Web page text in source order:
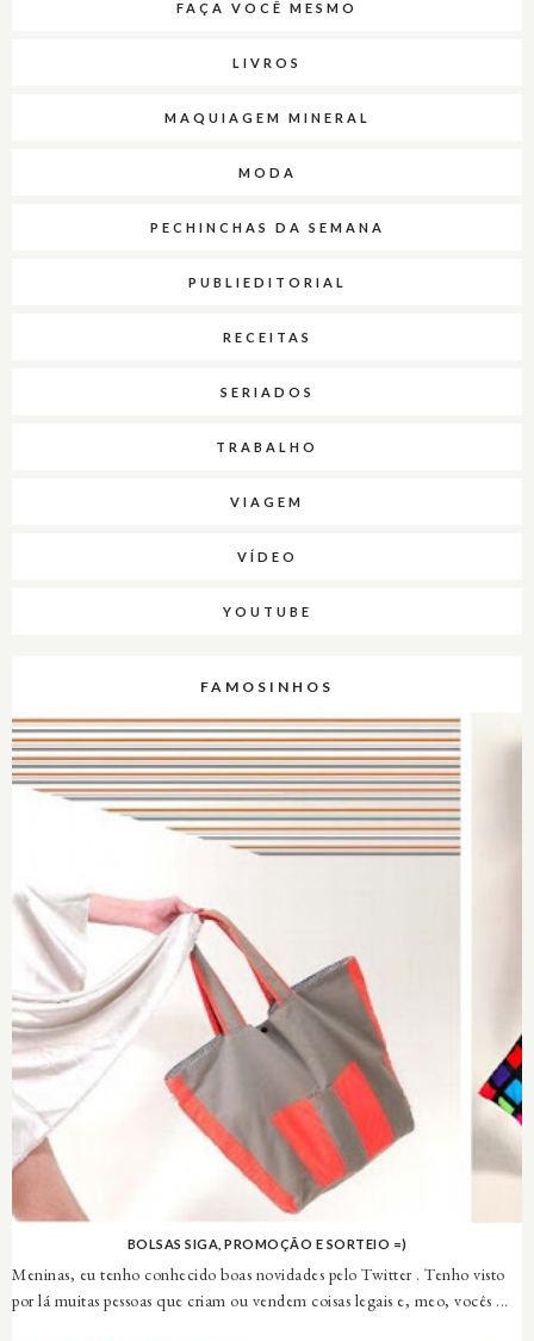
FAÇA VOCÊ MESMO
LIVROS
MAQUIAGEM MINERAL
MODA
PECHINCHAS DA SEMANA
PUBLIEDITORIAL
RECEITAS
SERIADOS
TRABALHO
VIAGEM
VÍDEO
YOUTUBE
FAMOSINHOS
BOLSAS SIGA, PROMOÇÃO E SORTEIO =)
Meninas, eu tenho conhecido boas novidades pelo Twitter . Tenho visto
por lá muitas pessoas que criam ou vendem coisas legais e, meo, vocês ...